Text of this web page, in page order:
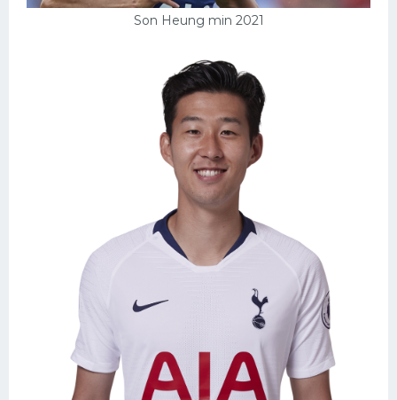
Son Heung min 2021